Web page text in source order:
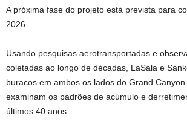
A próxima fase do projeto está prevista para
2026.
Usando pesquisas aerotransportadas e
coletadas ao longo de décadas, LaSala e
buracos em ambos os lados do Grand
examinam os padrões de acúmulo e
últimos 40 anos.